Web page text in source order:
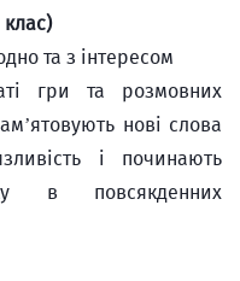
клас)
та з інтересом
гри та розмовних
нові слова
і починають
в повсякденних